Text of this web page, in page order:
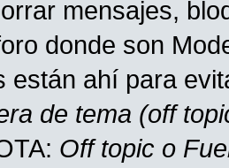
mensajes,
donde son
están ahí para
de tema (off
Off topic o